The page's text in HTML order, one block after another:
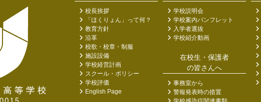
校長挨拶
「ほくりょん」って何？
教育方針
沿革
校歌・校章・制服
施設設備
学校経営計画
スクール・ポリシー
学校評価
English Page
学校説明会
学校案内パンフレット
入学者選抜
学校紹介動画
在校生・保護者
の皆さんへ
事務室から
警報発表時の措置